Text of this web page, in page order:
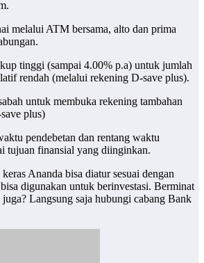
melalui ATM bersama, alto dan prima
tinggi (sampai 4.00% p.a) untuk jumlah
rendah (melalui rekening D-save plus).
untuk membuka rekening tambahan
plus)
pendebetan dan rentang waktu
tujuan finansial yang diinginkan.
Ananda bisa diatur sesuai dengan
digunakan untuk berinvestasi. Berminat
juga? Langsung saja hubungi cabang Bank